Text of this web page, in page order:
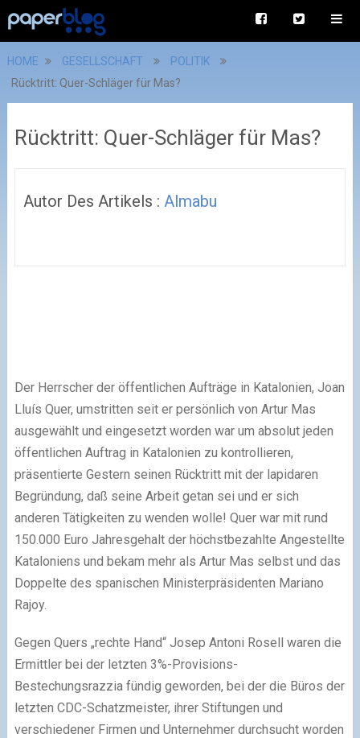
HOME GESELLSCHAFT
POLITIK
Rücktritt: Quer-Schläger für Mas?
Rücktritt: Quer-Schläger für Mas?
Autor Des Artikels : Almabu
Der Herrscher der öffentlichen Aufträge in Katalonien, Joan
Lluís Quer, umstritten seit er persönlich von Artur Mas
ausgewählt und eingesetzt worden war um absolut jeden
öffentlichen Auftrag in Katalonien zu kontrollieren,
präsentierte Gestern seinen Rücktritt mit der lapidaren
Begründung, daß seine Arbeit getan sei und er sich
anderen Tätigkeiten zu wenden wolle! Quer war mit rund
150.000 Euro Jahresgehalt der höchstbezahlte Angestellte
Kataloniens und bekam mehr als Artur Mas selbst und das
Doppelte des spanischen Ministerpräsidenten Mariano
Rajoy.
Gegen Quers „rechte Hand“ Josep Antoni Rosell waren die
Ermittler bei der letzten 3%-Provisions-
Bestechungsrazzia fündig geworden, bei der die Büros der
letzten CDC-Schatzmeister, ihrer Stiftungen und
verschiedener Firmen und Unternehmer durchsucht worden